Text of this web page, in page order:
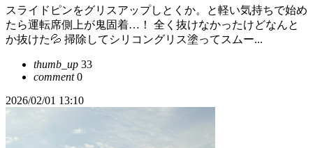
スライドピンをグリスアップしとくか。と軽い気持ちで始め
たら運転席側上が鬼固着…！ 全く抜けなかったけどなんと
か抜けた💦 掃除してシリコングリス塗ってスムー...
thumb_up 33
comment0
2026/02/01 13:10